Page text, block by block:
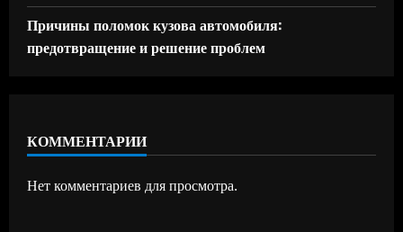
Причины поломок кузова автомобиля:
предотвращение и решение проблем
КОММЕНТАРИИ
Нет комментариев для просмотра.